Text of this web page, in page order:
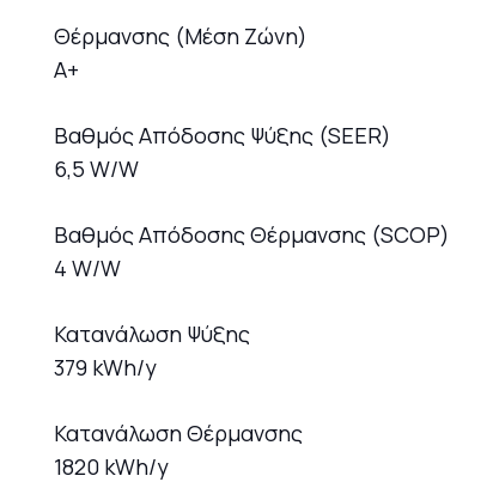
Θέρμανσης (Μέση Ζώνη)
A+
Βαθμός Απόδοσης Ψύξης (SEER)
6,5 W/W
Βαθμός Απόδοσης Θέρμανσης (SCOP)
4 W/W
Κατανάλωση Ψύξης
379 kWh/y
Κατανάλωση Θέρμανσης
1820 kWh/y